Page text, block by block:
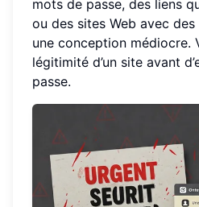
mots de passe, des liens
ou des sites Web avec
une conception médiocre.
légitimité d’un site avant
passe.